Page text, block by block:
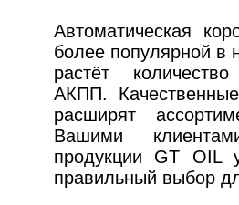
Автоматическая
более популярной в
растёт
АКПП.
расширят
Вашими
продукции GT OIL
правильный выбор